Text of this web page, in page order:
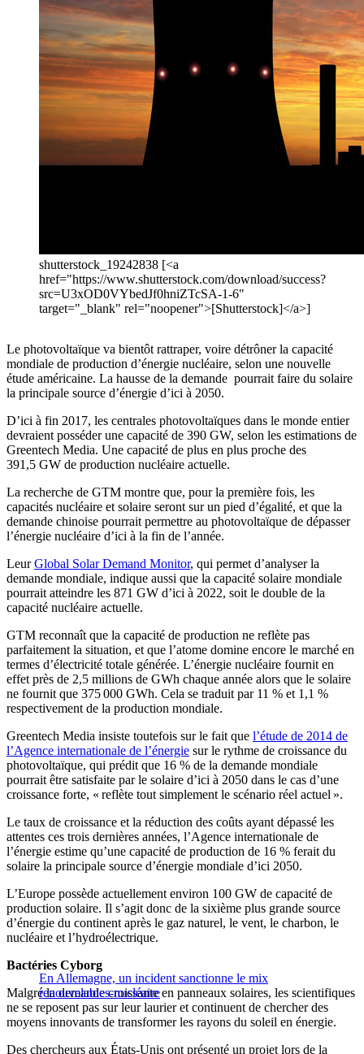
shutterstock_19242838 [<a
href="https://www.shutterstock.com/download/success?
src=U3xOD0VYbedJf0hniZTcSA-1-6"
target="_blank" rel="noopener">[Shutterstock]</a>]
Le photovoltaïque va bientôt rattraper, voire détrôner la capacité
mondiale de production d’énergie nucléaire, selon une nouvelle
étude américaine. La hausse de la demande pourrait faire du solaire
la principale source d’énergie d’ici à 2050.
D’ici à fin 2017, les centrales photovoltaïques dans le monde entier
devraient posséder une capacité de 390 GW, selon les estimations de
Greentech Media. Une capacité de plus en plus proche des
391,5 GW de production nucléaire actuelle.
La recherche de GTM montre que, pour la première fois, les
capacités nucléaire et solaire seront sur un pied d’égalité, et que la
demande chinoise pourrait permettre au photovoltaïque de dépasser
l’énergie nucléaire d’ici à la fin de l’année.
LeurGlobal Solar Demand Monitor, qui permet d’analyser la
demande mondiale, indique aussi que la capacité solaire mondiale
pourrait atteindre les 871 GW d’ici à 2022, soit le double de la
capacité nucléaire actuelle.
GTM reconnaît que la capacité de production ne reflète pas
parfaitement la situation, et que l’atome domine encore le marché en
termes d’électricité totale générée. L’énergie nucléaire fournit en
effet près de 2,5 millions de GWh chaque année alors que le solaire
ne fournit que 375 000 GWh. Cela se traduit par 11 % et 1,1 %
respectivement de la production mondiale.
Greentech Media insiste toutefois sur le fait que l’étude de 2014 de
l’Agence internationale de l’énergie sur le rythme de croissance du
photovoltaïque, qui prédit que 16 % de la demande mondiale
pourrait être satisfaite par le solaire d’ici à 2050 dans le cas d’une
croissance forte, « reflète tout simplement le scénario réel actuel ».
Le taux de croissance et la réduction des coûts ayant dépassé les
attentes ces trois dernières années, l’Agence internationale de
l’énergie estime qu’une capacité de production de 16 % ferait du
solaire la principale source d’énergie mondiale d’ici 2050.
L’Europe possède actuellement environ 100 GW de capacité de
production solaire. Il s’agit donc de la sixième plus grande source
d’énergie du continent après le gaz naturel, le vent, le charbon, le
nucléaire et l’hydroélectrique.
En Allemagne, un incident sanctionne le mix
renouvelables-nucléaire
Bactéries Cyborg
Malgré la demande croissante en panneaux solaires, les scientifiques
ne se reposent pas sur leur laurier et continuent de chercher des
moyens innovants de transformer les rayons du soleil en énergie.
Des chercheurs aux États-Unis ont présenté un projet lors de la